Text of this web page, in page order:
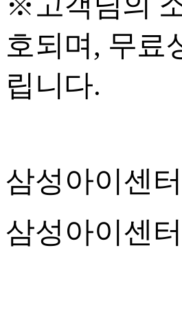
호되며, 무료
립니다.
삼성아이센
삼성아이센